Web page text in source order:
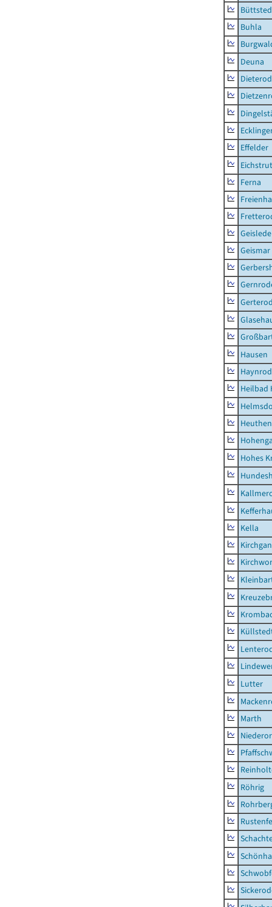
Buhla
Deuna
Effelder
Ferna
Geismar
Hausen
Heilbad
Heuthen
Hohes
Kella
Lutter
Marth
Röhrig